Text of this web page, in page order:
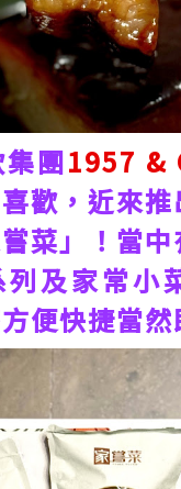
團1957 &
歡，近來
菜」！當
及家常小
便快捷當然